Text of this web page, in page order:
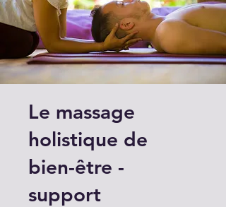
Le massage
holistique de
bien-être -
support